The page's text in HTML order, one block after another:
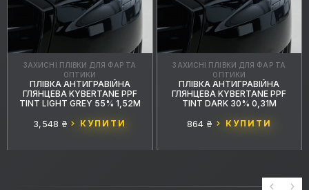
ЗАХИСНІ ПЛІВКИ ДЛЯ ФАР ТА
ОПТИКИ
ПЛІВКА АНТИГРАВІЙНА
ГЛЯНЦЕВА KYBERTANE PPF
TINT LIGHT GREY 55% 1,52М
3,548 ₴ КУПИТИ
ЗАХИСНІ ПЛІВКИ ДЛЯ ФАР ТА
ОПТИКИ
ПЛІВКА АНТИГРАВІЙНА
ГЛЯНЦЕВА KYBERTANE PPF
TINT DARK 30% 0,31М
864 ₴ КУПИТИ